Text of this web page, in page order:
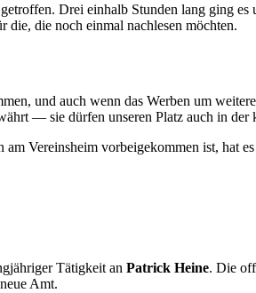
Drei einhalb Stunden lang ging
die noch einmal nachlesen möchten.
und auch wenn das Werben um
— sie dürfen unseren Platz auch in der
Vereinsheim vorbeigekommen ist, hat
Tätigkeit an Patrick Heine. Die
Amt.